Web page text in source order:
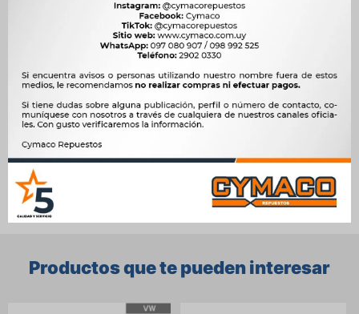
AP CFI 1.6 (MONOPUNTO) NAFTA, 1.8 AP UD NAFTA, 2.0 AP UGA
   
Ver mas productos de la marca Sin Marca
Productos que te pueden interesar